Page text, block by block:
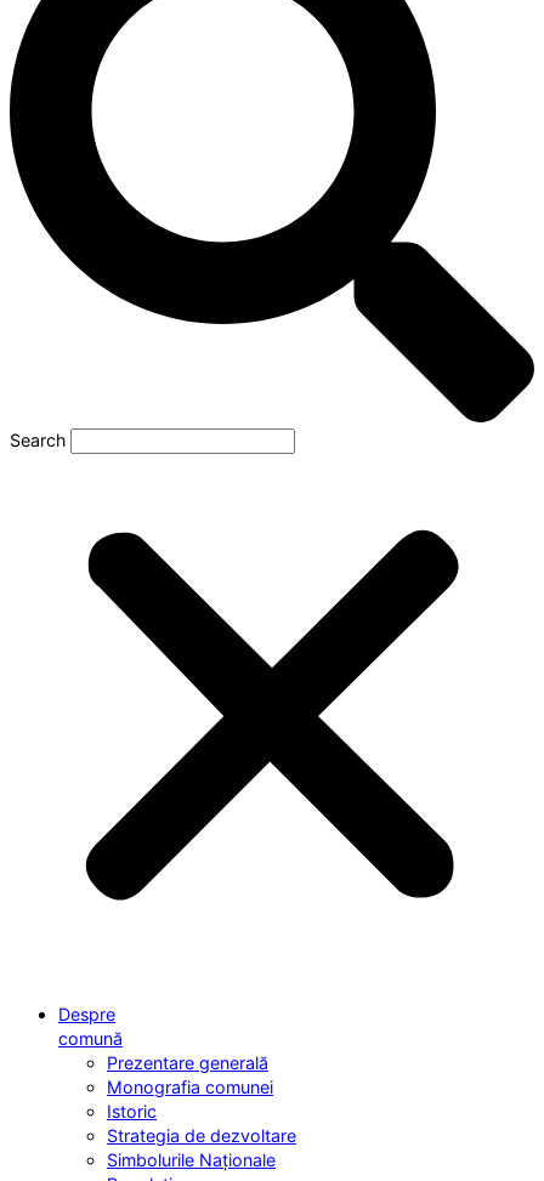
Search
Despre
comună
Prezentare generală
Monografia comunei
Istoric
Strategia de dezvoltare
Simbolurile Naționale